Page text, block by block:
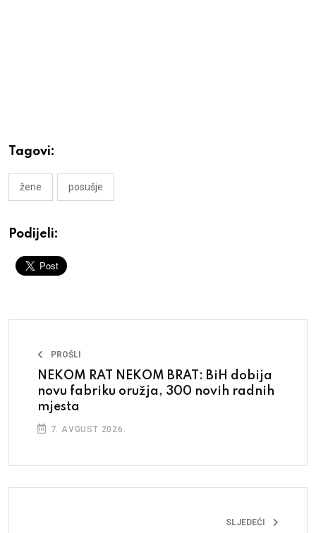
Tagovi:
žene posušje
Podijeli:
PROŠLI
NEKOM RAT NEKOM BRAT: BiH dobija
novu fabriku oružja, 300 novih radnih
mjesta
7. AVGUST 2026.
SLJEDEĆI